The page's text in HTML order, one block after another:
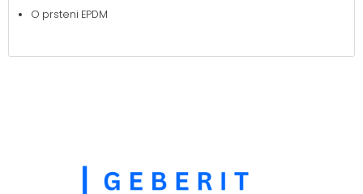
O prsteni EPDM